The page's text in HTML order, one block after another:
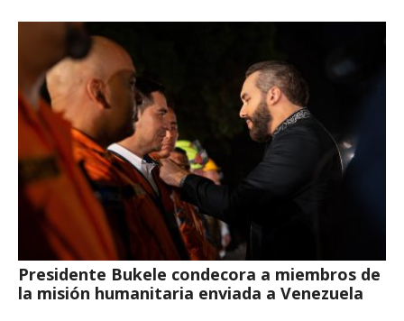
Presidente Bukele condecora a miembros de
la misión humanitaria enviada a Venezuela